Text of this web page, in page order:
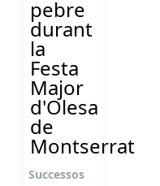
pebre
durant
la
Festa
Major
d'Olesa
de
Montserrat
Successos